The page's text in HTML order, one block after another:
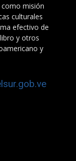
como misión
culturales
efectivo de
y otros
y